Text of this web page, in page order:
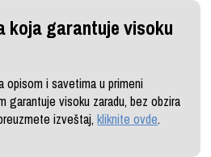
koja garantuje visoku
opisom i savetima u primeni
garantuje visoku zaradu, bez obzira
izveštaj,kliknite ovde.